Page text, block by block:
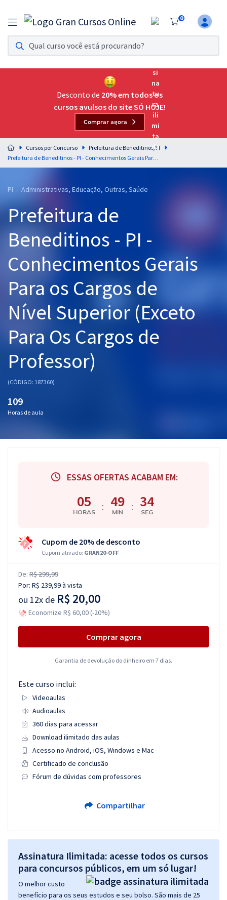
0
Assinatura Ilimitada 11
Acesso a todos os cursos. Teste grátis por 7 dias!
Assinatura OAB Até Passar
Acesso ilimitado a toda preparação para o Exame da
Residências Multiprofissionais
Preparação completa e intensiva para as principais
residências em saúde do Brasil
Cursos 20% OFF
Pós
Graduação
OAB
Mentorias
Questões grátis
Conteúdo gratuito
Desconto de 20% em todos os
cursos avulsos do site SÓ HOJE!
Comprar agora
Cursos por Concurso
Prefeitura de Beneditinos/PI
Prefeitura de Beneditinos - PI - Conhecimentos Gerais Para os Cargos de Nível Superior (Exceto Para Os Cargos de Professor)
PI - Administrativas, Educação, Outras, Saúde
Prefeitura de
Beneditinos - PI -
Conhecimentos Gerais
Para os Cargos de
Nível Superior (Exceto
Para Os Cargos de
Professor)
(CÓDIGO: 187360)
109
Horas de aula
ESSAS OFERTAS ACABAM EM:
05
HORAS : 49
MIN : 33
SEG
Cupom de 20% de desconto
Cupom ativado: GRAN20-OFF
De: R$ 299,99
Por: R$ 239,99à vista
ou 12x de R$ 20,00
Economize R$ 60,00 (-20%)
Comprar agora
Garantia de devolução do dinheiro em 7 dias.
Este curso inclui:
Videoaulas
Audioaulas
360 dias para acessar
Download ilimitado das aulas
Acesso no Android, iOS, Windows e Mac
Certificado de conclusão
Fórum de dúvidas com professores
Compartilhar
Assinatura Ilimitada: acesse todos os cursos
para concursos públicos, em um só lugar!
O melhor custo
benefício para os seus estudos e seu bolso. São mais de 25